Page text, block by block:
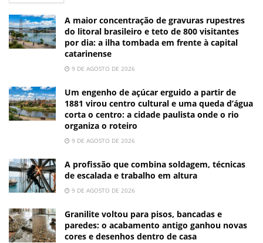
A maior concentração de gravuras rupestres
do litoral brasileiro e teto de 800 visitantes
por dia: a ilha tombada em frente à capital
catarinense
9 DE AGOSTO DE 2026
Um engenho de açúcar erguido a partir de
1881 virou centro cultural e uma queda d’água
corta o centro: a cidade paulista onde o rio
organiza o roteiro
9 DE AGOSTO DE 2026
A profissão que combina soldagem, técnicas
de escalada e trabalho em altura
9 DE AGOSTO DE 2026
Granilite voltou para pisos, bancadas e
paredes: o acabamento antigo ganhou novas
cores e desenhos dentro de casa